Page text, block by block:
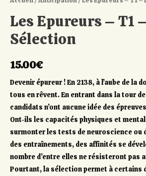
Les Epureurs – T1
Sélection
15.00€
Devenir épureur ! En 2138, à l’aube de la
tous en rêvent. En entrant dans la tour de
candidats n’ont aucune idée des
Ont-ils les capacités physiques et
surmonter les tests de neuroscience ou
des entraînements, des affinités se
nombre d’entre elles ne résisteront pas
Pourtant, la sélection permet à certains